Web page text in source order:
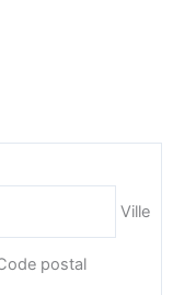
Ville
postal